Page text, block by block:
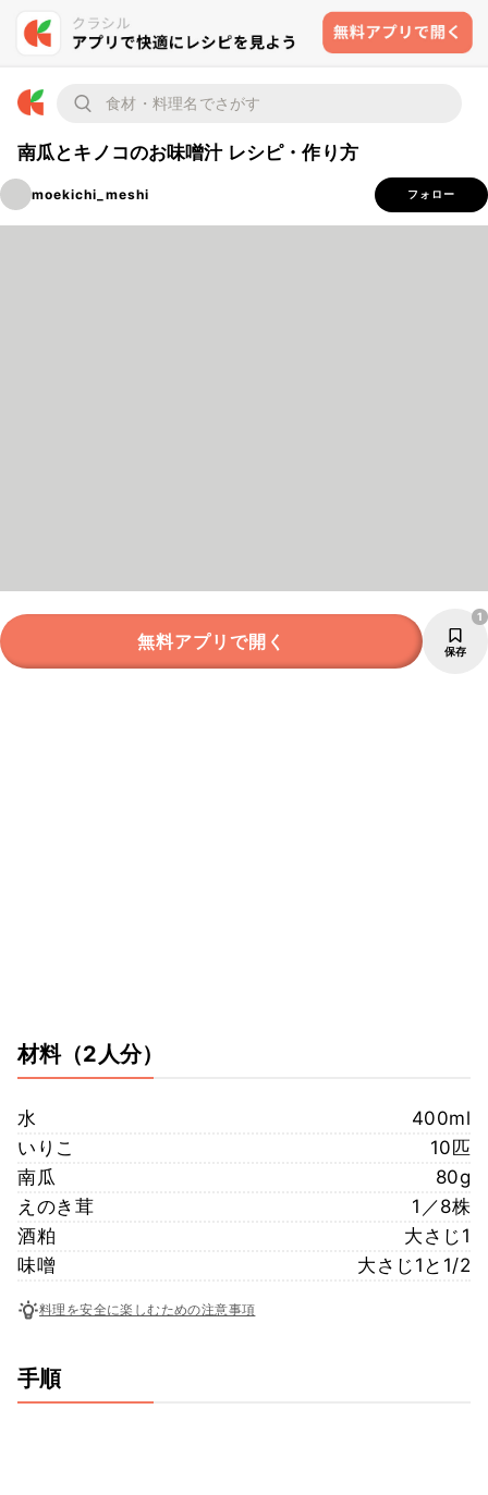
南瓜とキノコのお味噌汁 レシピ・作り方
moekichi_meshi フォロー
無料アプリで開く 保存
1
材料（2人分）
水
400ml
いりこ
10匹
南瓜
80g
えのき茸
1／8株
酒粕
大さじ1
味噌
大さじ1と1/2
料理を安全に楽しむための注意事項
手順